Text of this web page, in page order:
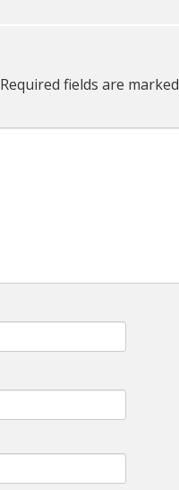
Required fields are marked